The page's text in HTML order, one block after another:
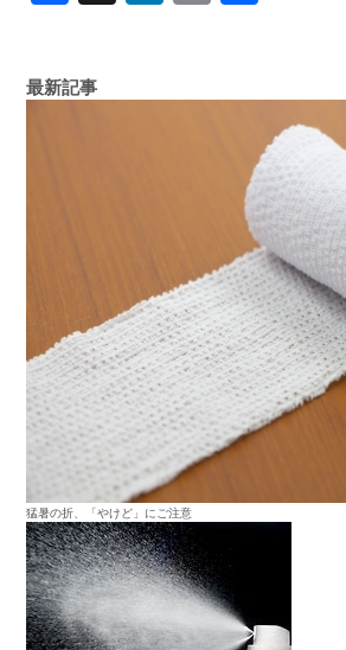
最新記事
猛暑の折、「やけど」にご注意